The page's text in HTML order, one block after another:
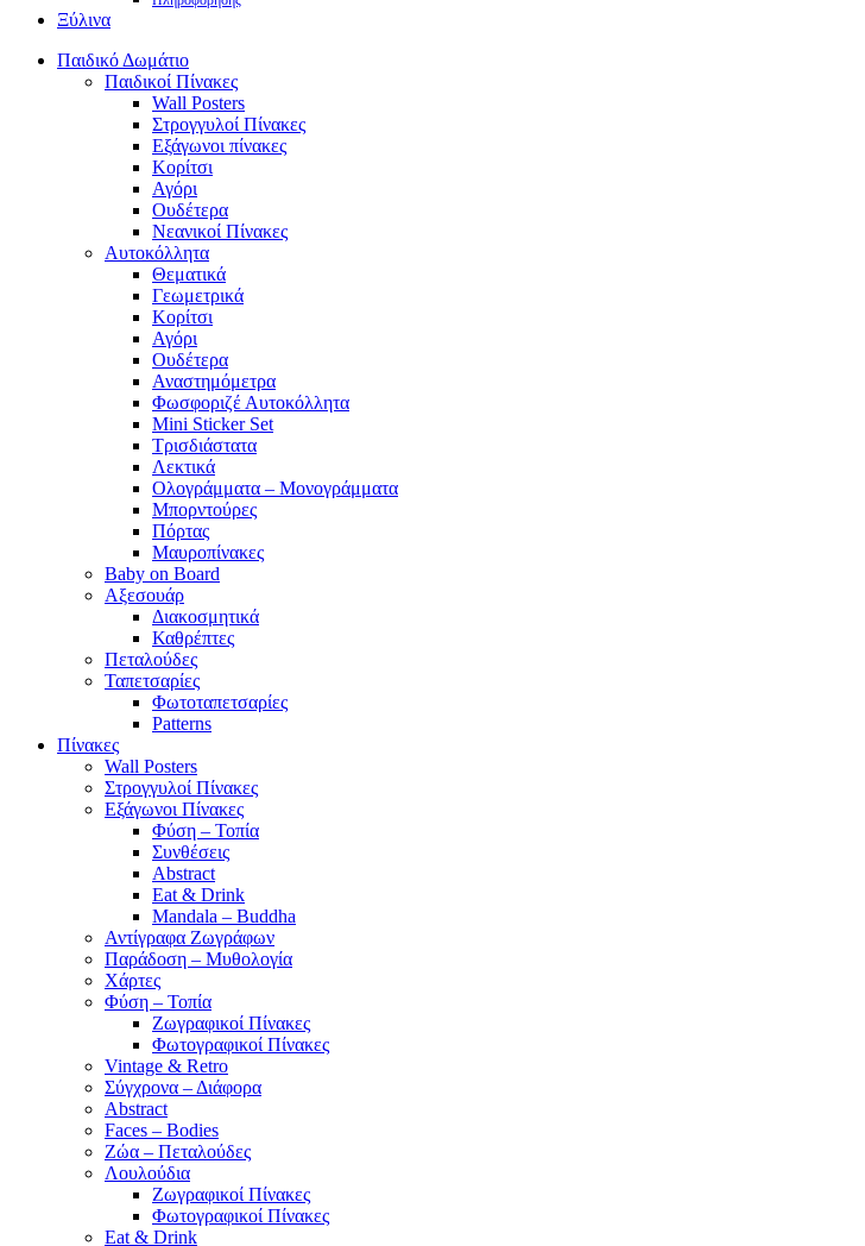
Ξύλινα
Παιδικό Δωμάτιο
Παιδικοί Πίνακες
Wall Posters
Στρογγυλοί Πίνακες
Εξάγωνοι πίνακες
Κορίτσι
Αγόρι
Ουδέτερα
Νεανικοί Πίνακες
Αυτοκόλλητα
Θεματικά
Γεωμετρικά
Κορίτσι
Αγόρι
Ουδέτερα
Αναστημόμετρα
Φωσφοριζέ Αυτοκόλλητα
Mini Sticker Set
Tρισδιάστατα
Λεκτικά
Ολογράμματα – Μονογράμματα
Μπορντούρες
Πόρτας
Μαυροπίνακες
Baby on Board
Αξεσουάρ
Διακοσμητικά
Καθρέπτες
Πεταλούδες
Ταπετσαρίες
Φωτοταπετσαρίες
Patterns
Πίνακες
Wall Posters
Στρογγυλοί Πίνακες
Εξάγωνοι Πίνακες
Φύση – Τοπία
Συνθέσεις
Abstract
Eat & Drink
Mandala – Buddha
Αντίγραφα Ζωγράφων
Παράδοση – Μυθολογία
Χάρτες
Φύση – Τοπία
Ζωγραφικοί Πίνακες
Φωτογραφικοί Πίνακες
Vintage & Retro
Σύγχρονα – Διάφορα
Abstract
Faces – Bodies
Ζώα – Πεταλούδες
Λουλούδια
Ζωγραφικοί Πίνακες
Φωτογραφικοί Πίνακες
Eat & Drink